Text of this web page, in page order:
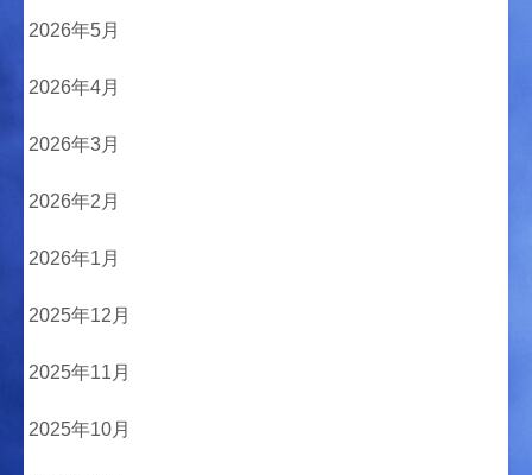
2026年5月
2026年4月
2026年3月
2026年2月
2026年1月
2025年12月
2025年11月
2025年10月